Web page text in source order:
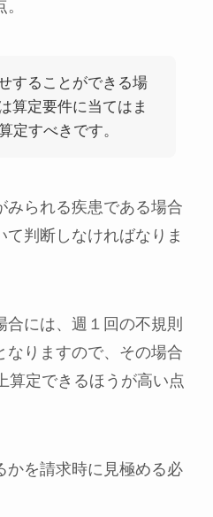
することができる場
算定要件に当てはま
定すべきです。
みられる疾患である場合
判断しなければなりま
には、週１回の不規則
なりますので、その場合
算定できるほうが高い点
かを請求時に見極める必